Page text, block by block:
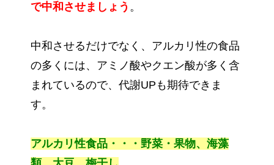
で中和させましょう 。
中和させるだけでなく、アルカリ性の食品
の多くには、アミノ酸やクエン酸が多く含
まれているので、代謝UPも期待できま
す。
アルカリ性食品・・・野菜・果物、海藻